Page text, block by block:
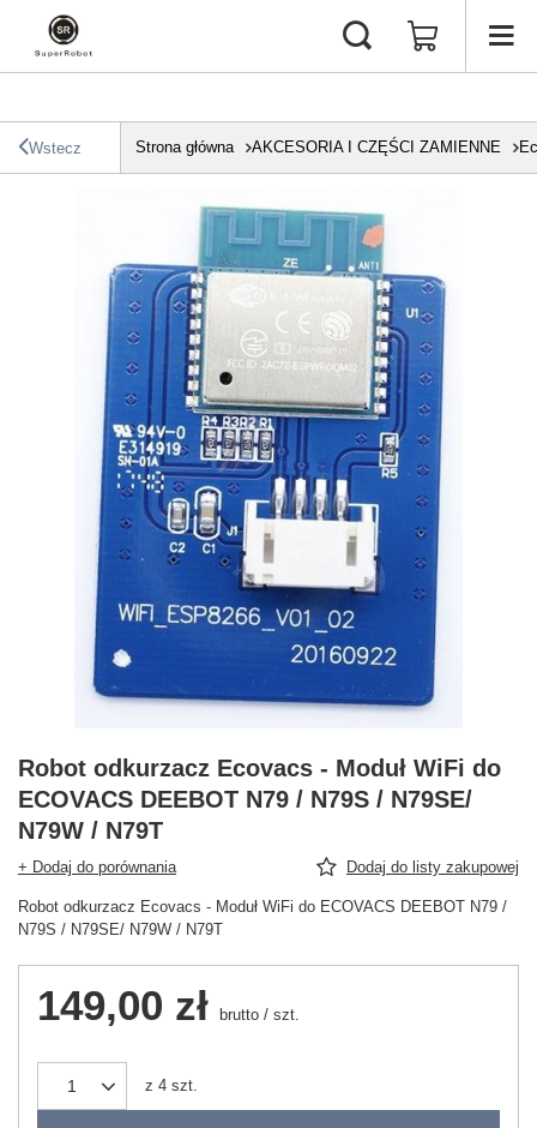
Wstecz Strona główna AKCESORIA I CZĘŚCI ZAMIENNE
Robot odkurzacz Ecovacs - Moduł WiFi do
ECOVACS DEEBOT N79 / N79S / N79SE/
N79W / N79T
+ Dodaj do porównania Dodaj do listy zakupowej
Robot odkurzacz Ecovacs - Moduł WiFi do ECOVACS DEEBOT N79 /
N79S / N79SE/ N79W / N79T
149,00 zł brutto / szt.
z 4 szt.